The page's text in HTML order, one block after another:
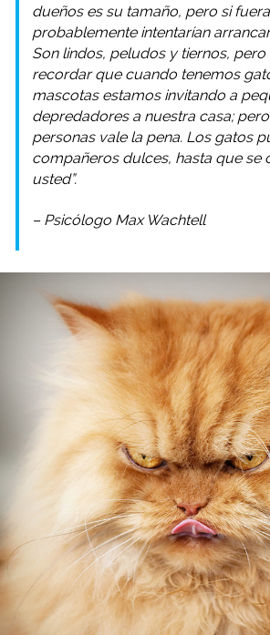
dueños es su tamaño, pero si
probablemente intentarían
Son lindos, peludos y tiernos,
recordar que cuando tenemos
mascotas estamos invitando a
depredadores a nuestra casa;
personas vale la pena. Los gatos
compañeros dulces, hasta que se
usted”.
– Psicólogo Max Wachtell